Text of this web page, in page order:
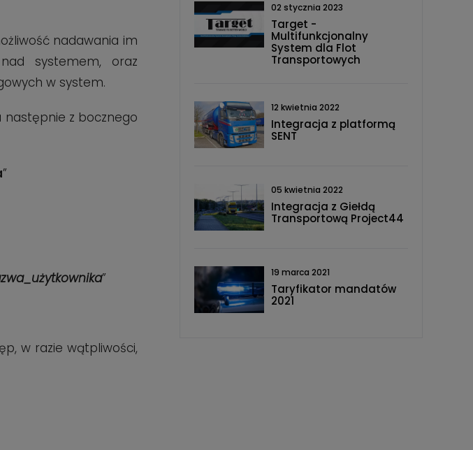
nadawania im
systemem, oraz
w system.
następnie z bocznego
”
”
w razie wątpliwości,
02 stycznia 2023
Target -
Multifunkcjonalny
System dla Flot
Transportowych
12 kwietnia 2022
Integracja z platformą
SENT
05 kwietnia 2022
Integracja z Giełdą
Transportową Project44
19 marca 2021
Taryfikator mandatów
2021